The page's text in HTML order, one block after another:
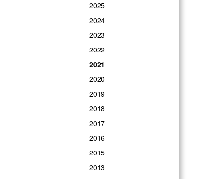
2025
2024
2023
2022
2021
2020
2019
2018
2017
2016
2015
2013